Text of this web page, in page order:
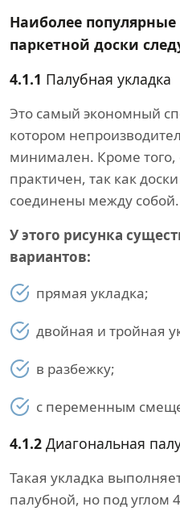
Наиболее
паркетной доски
4.1.1 Палубная укладка
Это самый экономный
котором
минимален. Кроме того,
практичен, так как
соединены между собой.
У этого рисунка
вариантов:
прямая укладка;
двойная и тройная
в разбежку;
с переменным
4.1.2 Диагональная
Такая укладка
палубной, но под углом